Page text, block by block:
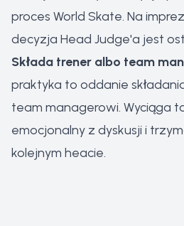
proces World Skate. Na
decyzja Head Judge'a jest
Składa trener albo team
praktyka to oddanie
team managerowi. Wyciąga
emocjonalny z dyskusji i
kolejnym heacie.